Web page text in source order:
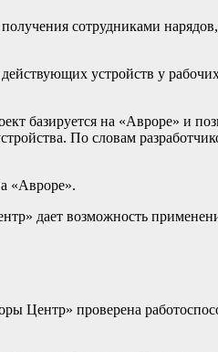
сотрудниками
устройств у
базируется на «Авроре» и
По словам
«Авроре».
дает возможность
Центр» проверена